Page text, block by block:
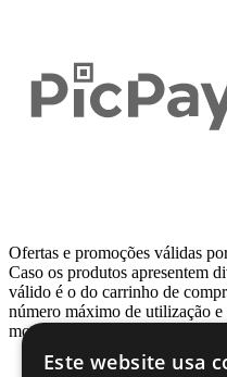
Ofertas e promoções válidas
Caso os produtos apresentem
válido é o do carrinho de
número máximo de utilização
momento, de acordo com sua
Este website usa